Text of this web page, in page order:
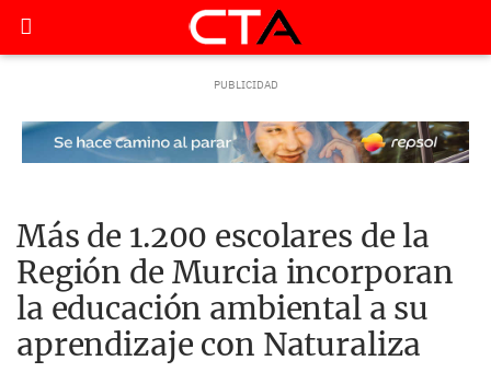
Más de 1.200 escolares de la
Región de Murcia incorporan
la educación ambiental a su
aprendizaje con Naturaliza